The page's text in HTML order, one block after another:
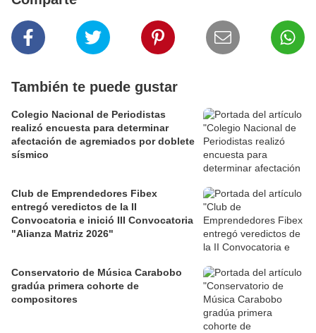
También te puede gustar
Colegio Nacional de Periodistas
realizó encuesta para determinar
afectación de agremiados por doblete
sísmico
Club de Emprendedores Fibex
entregó veredictos de la II
Convocatoria e inició III Convocatoria
"Alianza Matriz 2026"
Conservatorio de Música Carabobo
gradúa primera cohorte de
compositores